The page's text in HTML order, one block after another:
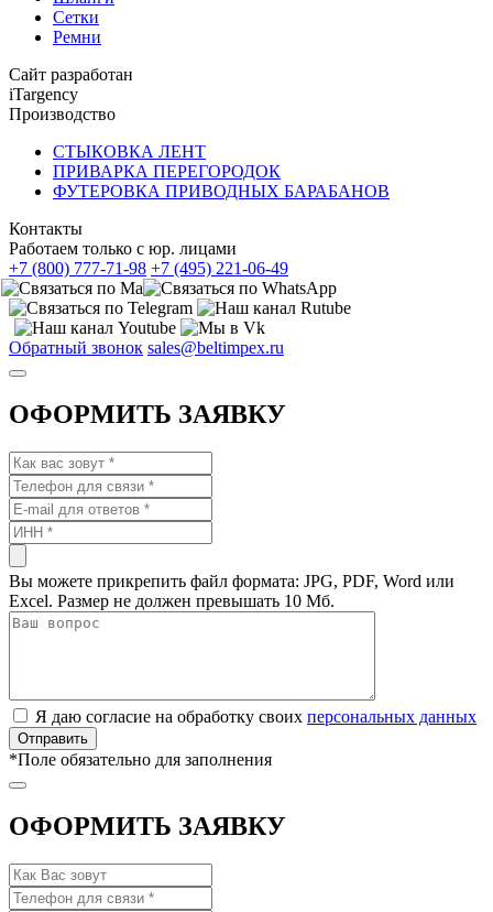
Сетки
Ремни
Сайт разработан
iTargency
Производство
СТЫКОВКА ЛЕНТ
ПРИВАРКА ПЕРЕГОРОДОК
ФУТЕРОВКА ПРИВОДНЫХ БАРАБАНОВ
Контакты
Работаем только с юр. лицами
+7 (800) 777-71-98 +7 (495) 221-06-49
Обратный звонок sales@beltimpex.ru
ОФОРМИТЬ ЗАЯВКУ
Вы можете прикрепить файл формата: JPG, PDF, Word или
Excel. Размер не должен превышать 10 Мб.
Я даю согласие на обработку своих персональных данных
*Поле обязательно для заполнения
ОФОРМИТЬ ЗАЯВКУ